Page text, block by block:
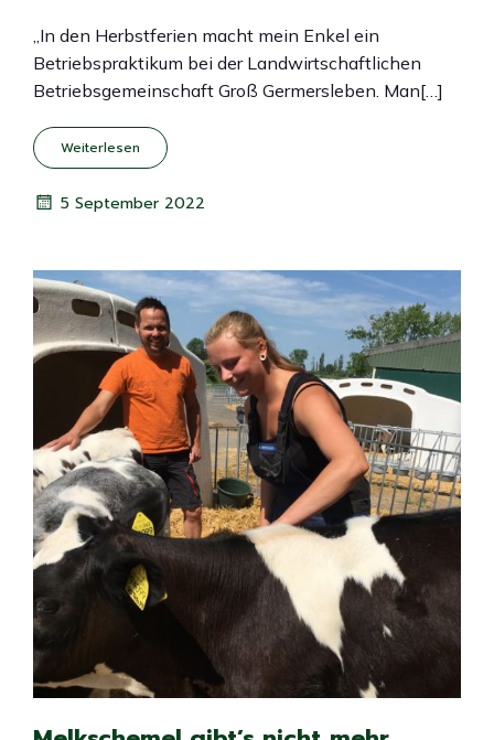
„In den Herbstferien macht mein Enkel ein
Betriebspraktikum bei der Landwirtschaftlichen
Betriebsgemeinschaft Groß Germersleben. Man[…]
Weiterlesen
5 September 2022